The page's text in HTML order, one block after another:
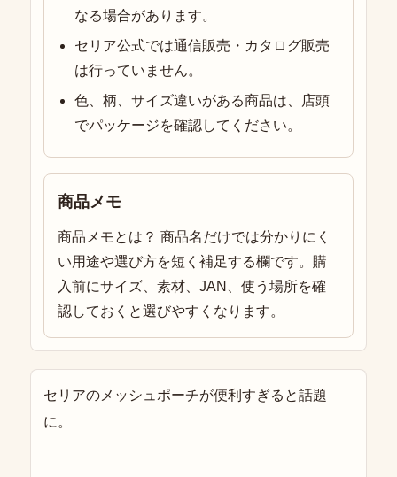
なる場合があります。
セリア公式では通信販売・カタログ販売
は行っていません。
色、柄、サイズ違いがある商品は、店頭
でパッケージを確認してください。
商品メモ
商品メモとは？ 商品名だけでは分かりにく
い用途や選び方を短く補足する欄です。購
入前にサイズ、素材、JAN、使う場所を確
認しておくと選びやすくなります。
セリアのメッシュポーチが便利すぎると話題
に。